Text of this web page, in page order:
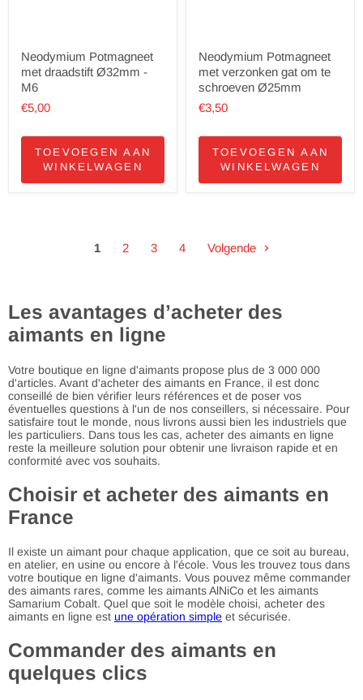
Neodymium Potmagneet
met draadstift Ø32mm -
M6
€5,00
TOEVOEGEN AAN
WINKELWAGEN
Neodymium Potmagneet
met verzonken gat om te
schroeven Ø25mm
€3,50
TOEVOEGEN AAN
WINKELWAGEN
1 2 3 4 Volgende
Les avantages d’acheter des
aimants en ligne
Votre boutique en ligne d'aimants propose plus de 3 000 000
d'articles. Avant d'acheter des aimants en France, il est donc
conseillé de bien vérifier leurs références et de poser vos
éventuelles questions à l'un de nos conseillers, si nécessaire. Pour
satisfaire tout le monde, nous livrons aussi bien les industriels que
les particuliers. Dans tous les cas, acheter des aimants en ligne
reste la meilleure solution pour obtenir une livraison rapide et en
conformité avec vos souhaits.
Choisir et acheter des aimants en
France
Il existe un aimant pour chaque application, que ce soit au bureau,
en atelier, en usine ou encore à l'école. Vous les trouvez tous dans
votre boutique en ligne d'aimants. Vous pouvez même commander
des aimants rares, comme les aimants AlNiCo et les aimants
Samarium Cobalt. Quel que soit le modèle choisi, acheter des
aimants en ligne est une opération simple et sécurisée.
Commander des aimants en
quelques clics